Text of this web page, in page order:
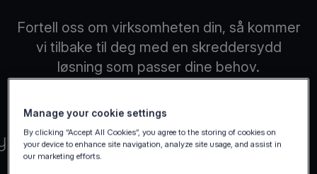
Fortell oss om virksomheten din, så kommer
vi tilbake til deg med en skreddersydd
løsning som passer dine behov.
Manage your cookie settings
By clicking “Accept All Cookies”, you agree to the storing of cookies on
your device to enhance site navigation, analyze site usage, and assist in
our marketing efforts.